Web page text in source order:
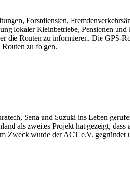
Forstdiensten,
lokaler Kleinbetriebe, Pensionen
die Routen zu informieren. Die GPS-
zu folgen.
Sena und Suzuki ins Leben
als zweites Projekt hat gezeigt, dass
Zweck wurde der ACT e.V. gegründet